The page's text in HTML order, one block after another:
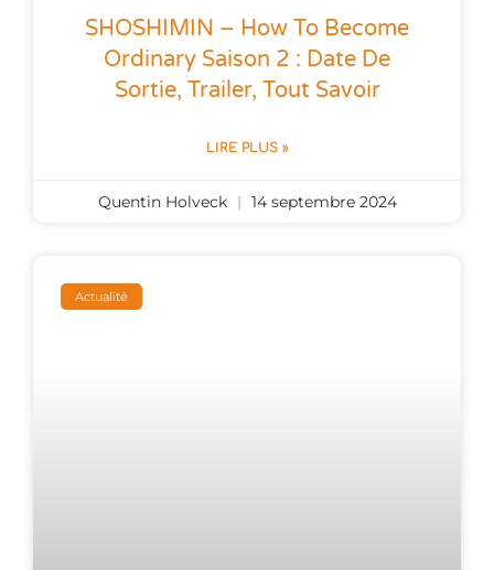
SHOSHIMIN – How To Become
Ordinary Saison 2 : Date De
Sortie, Trailer, Tout Savoir
LIRE PLUS »
Quentin Holveck 14 septembre 2024
Actualité